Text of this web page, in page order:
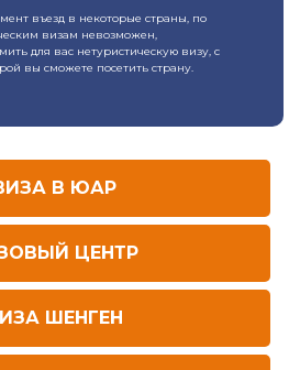
въезд в некоторые страны, по
визам невозможен,
для вас нетуристическую визу, с
вы сможете посетить страну.
В ЮАР
ЦЕНТР
ШЕНГЕН